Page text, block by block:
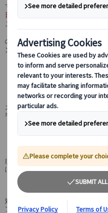
マドリードから南へ70km、タホ
日プライベート観光。
個人では
ご覧頂きます。
の大寺院、エル・グレコの傑作（
ント･トメ教会などを訪れます。
マドリードから4時間
トレドへ
スペインに1日しかいないなら「ト
半日プライベート観光です。
エル・グレコの「オル
現地に精通したガイドの説明を聞き
はずです。
展望台からのトレド
対岸の展望台で下車、川に囲まれる
フォトスポットは必見の価値あり！